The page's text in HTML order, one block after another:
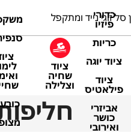
זוגי נייד ומתקפל
כדורי
פיזיו
כריות
ציוד יוגה
ציוד
פילאטיס
אביזרי
כושר
ואירובי
ציוד
שחיה
וצלילה